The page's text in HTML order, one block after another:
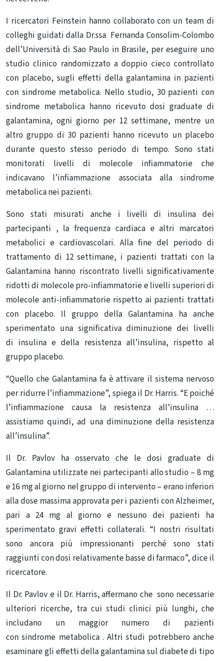
I ricercatori Feinstein hanno collaborato con un team di
colleghi guidati dalla Dr.ssa Fernanda Consolim-Colombo
dell’Università di Sao Paulo in Brasile, per eseguire uno
studio clinico randomizzato a doppio cieco controllato
con placebo, sugli effetti della galantamina in pazienti
con sindrome metabolica. Nello studio, 30 pazienti con
sindrome metabolica hanno ricevuto dosi graduate di
galantamina, ogni giorno per 12 settimane, mentre un
altro gruppo di 30 pazienti hanno ricevuto un placebo
durante questo stesso periodo di tempo. Sono stati
monitorati livelli di molecole infiammatorie che
indicavano l’infiammazione associata alla sindrome
metabolica nei pazienti.
Sono stati misurati anche i livelli di insulina dei
partecipanti , la frequenza cardiaca e altri marcatori
metabolici e cardiovascolari. Alla fine del periodo di
trattamento di 12 settimane, i pazienti trattati con la
Galantamina hanno riscontrato livelli significativamente
ridotti di molecole pro-infiammatorie e livelli superiori di
molecole anti-infiammatorie rispetto ai pazienti trattati
con placebo. Il gruppo della Galantamina ha anche
sperimentato una significativa diminuzione dei livelli
di insulina e della resistenza all’insulina, rispetto al
gruppo placebo.
“Quello che Galantamina fa è attivare il sistema nervoso
per ridurre l’infiammazione”, spiega il Dr. Harris. “E poiché
l’infiammazione causa la resistenza all’insulina …
assistiamo quindi, ad una diminuzione della resistenza
all’insulina”.
Il Dr. Pavlov ha osservato che le dosi graduate di
Galantamina utilizzate nei partecipanti allo studio – 8 mg
e 16 mg al giorno nel gruppo di intervento – erano inferiori
alla dose massima approvata per i pazienti con Alzheimer,
pari a 24 mg al giorno e nessuno dei pazienti ha
sperimentato gravi effetti collaterali. “I nostri risultati
sono ancora più impressionanti perché sono stati
raggiunti con dosi relativamente basse di farmaco”, dice il
ricercatore.
Il Dr. Pavlov e il Dr. Harris, affermano che sono necessarie
ulteriori ricerche, tra cui studi clinici più lunghi, che
includano un maggior numero di pazienti
con sindrome metabolica . Altri studi potrebbero anche
esaminare gli effetti della galantamina sul diabete di tipo